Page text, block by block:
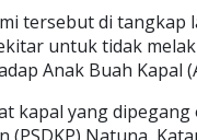
tersebut di tangkap
untuk tidak
Anak Buah Kapal
kapal yang dipegang